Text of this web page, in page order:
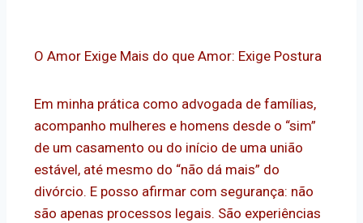
O Amor Exige Mais do que Amor: Exige Postura
Em minha prática como advogada de famílias,
acompanho mulheres e homens desde o “sim”
de um casamento ou do início de uma união
estável, até mesmo do “não dá mais” do
divórcio. E posso afirmar com segurança: não
são apenas processos legais. São experiências